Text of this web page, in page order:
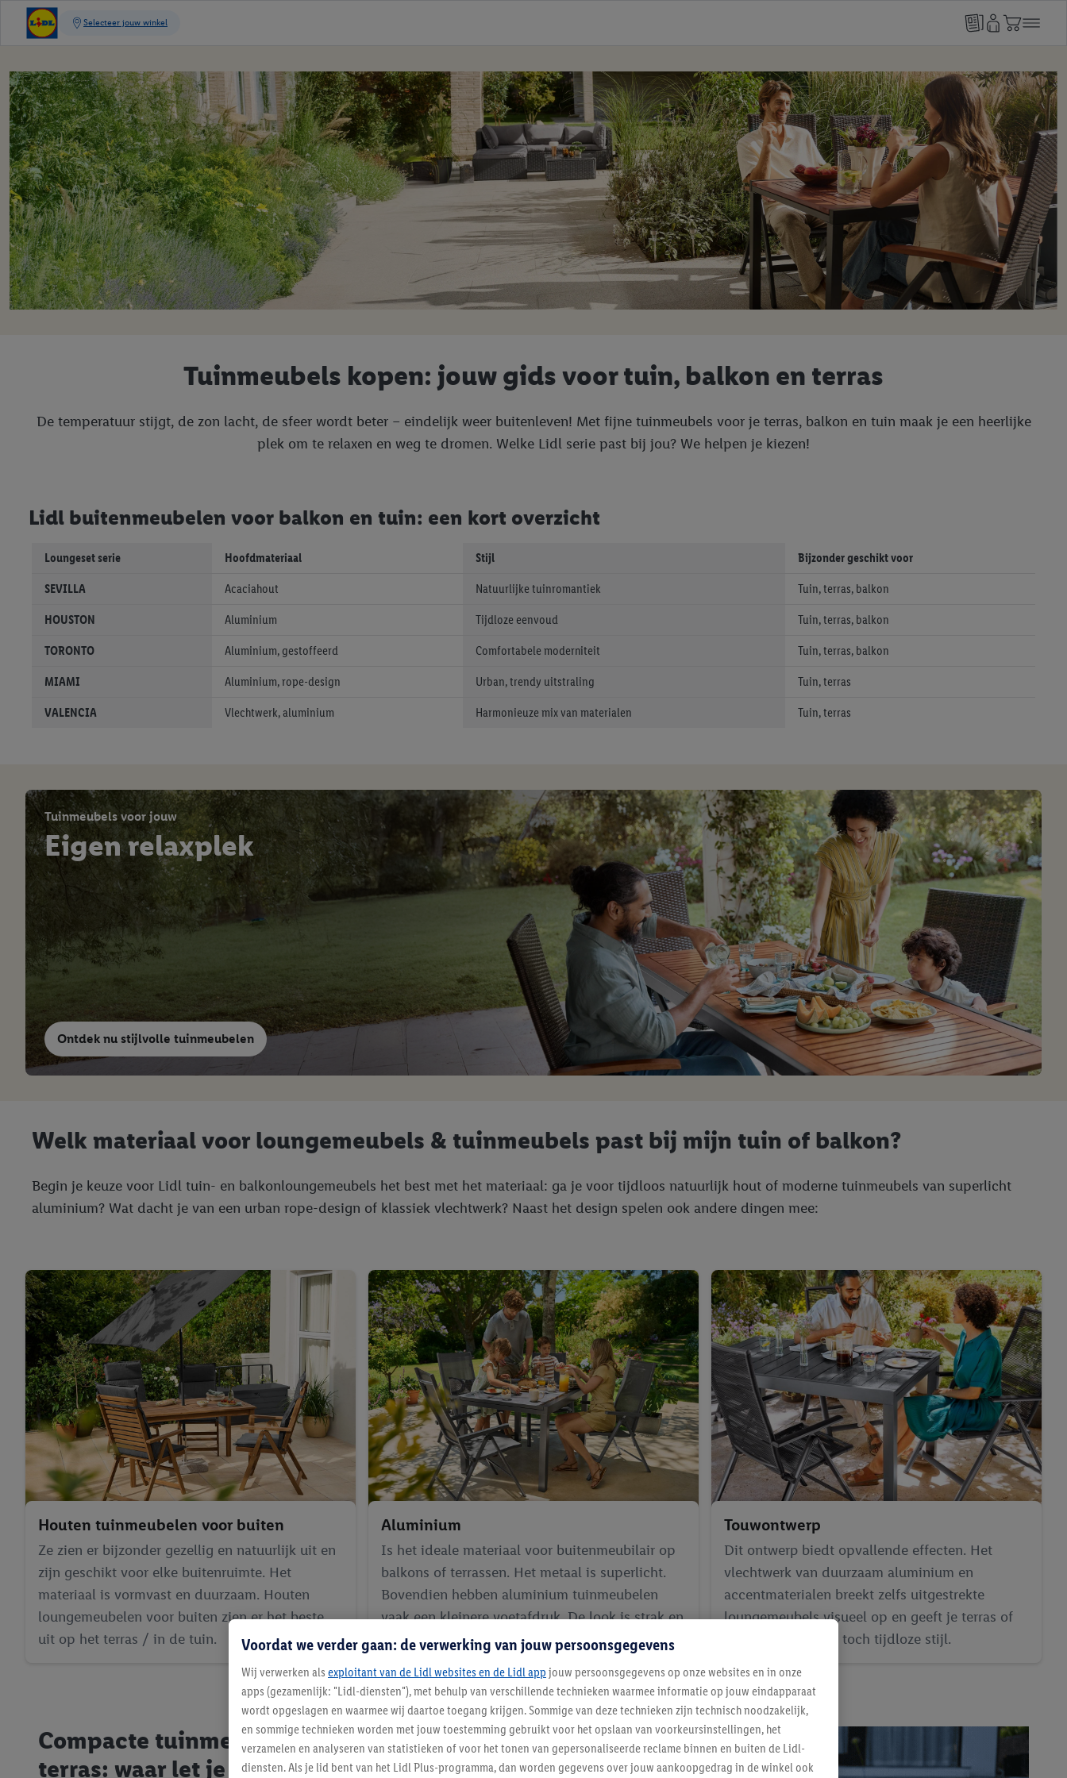
Tuinmeubels kopen: jouw gids voor tuin, balkon en terras
De temperatuur stijgt, de zon lacht, de sfeer wordt beter – eindelijk weer buitenleven! Met fijne tuinmeubels voor je terras, balkon en tuin maak je een heerlijke
plek om te relaxen en weg te dromen. Welke Lidl serie past bij jou? We helpen je kiezen!
Lidl buitenmeubelen voor balkon en tuin: een kort overzicht
Loungeset serie Hoofdmateriaal Stijl Bijzonder geschikt voor
SEVILLA Acaciahout Natuurlijke tuinromantiek Tuin, terras, balkon
HOUSTON Aluminium Tijdloze eenvoud Tuin, terras, balkon
TORONTO Aluminium, gestoffeerd Comfortabele moderniteit Tuin, terras, balkon
MIAMI Aluminium, rope-design Urban, trendy uitstraling Tuin, terras
VALENCIA Vlechtwerk, aluminium Harmonieuze mix van materialen Tuin, terras
Tuinmeubels voor jouw
Eigen relaxplek
Ontdek nu stijlvolle tuinmeubelen
Welk materiaal voor loungemeubels & tuinmeubels past bij mijn tuin of balkon?
Begin je keuze voor Lidl tuin- en balkonloungemeubels het best met het materiaal: ga je voor tijdloos natuurlijk hout of moderne tuinmeubels van superlicht
aluminium? Wat dacht je van een urban rope-design of klassiek vlechtwerk? Naast het design spelen ook andere dingen mee:
Houten tuinmeubelen voor buiten
Ze zien er bijzonder gezellig en natuurlijk uit en
zijn geschikt voor elke buitenruimte. Het
materiaal is vormvast en duurzaam. Houten
loungemeubelen voor buiten zien er het beste
uit op het terras / in de tuin.
Aluminium
Is het ideale materiaal voor buitenmeubilair op
balkons of terrassen. Het metaal is superlicht.
Bovendien hebben aluminium tuinmeubelen
vaak een kleinere voetafdruk. De look is strak en
modern en daardoor tijdloos.
Touwontwerp
Dit ontwerp biedt opvallende effecten. Het
vlechtwerk van duurzaam aluminium en
accentmaterialen breekt zelfs uitgestrekte
loungemeubels visueel op en geeft je terras of
tuin een trendy en toch tijdloze stijl.
Compacte tuinmeubels voor balkon en
terras: waar let je op als je weinig ruimte
Voordat we verder gaan: de verwerking van jouw persoonsgegevens
Wij verwerken als exploitant van de Lidl websites en de Lidl app jouw persoonsgegevens op onze websites en in onze
apps (gezamenlijk: "Lidl-diensten"), met behulp van verschillende technieken waarmee informatie op jouw eindapparaat
wordt opgeslagen en waarmee wij daartoe toegang krijgen. Sommige van deze technieken zijn technisch noodzakelijk,
en sommige technieken worden met jouw toestemming gebruikt voor het opslaan van voorkeursinstellingen, het
verzamelen en analyseren van statistieken of voor het tonen van gepersonaliseerde reclame binnen en buiten de Lidl-
diensten. Als je lid bent van het Lidl Plus-programma, dan worden gegevens over jouw aankoopgedrag in de winkel ook